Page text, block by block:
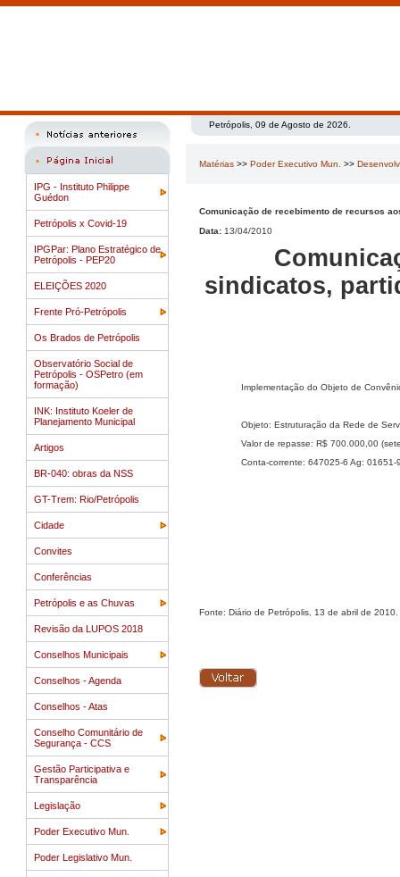
IPG - Instituto Philippe
Guédon
Petrópolis x Covid-19
IPGPar: Plano Estratégico de
Petrópolis - PEP20
ELEIÇÕES 2020
Frente Pró-Petrópolis
Os Brados de Petrópolis
Observatório Social de
Petrópolis - OSPetro (em
formação)
INK: Instituto Koeler de
Planejamento Municipal
Artigos
BR-040: obras da NSS
GT-Trem: Rio/Petrópolis
Cidade
Convites
Conferências
Petrópolis e as Chuvas
Revisão da LUPOS 2018
Conselhos Municipais
Conselhos - Agenda
Conselhos - Atas
Conselho Comunitário de
Segurança - CCS
Gestão Participativa e
Transparência
Legislação
Poder Executivo Mun.
Poder Legislativo Mun.
Petrópolis, 09 de Agosto de 2026.
Matérias >> Poder Executivo Mun. >>
Comunicação de recebimento de recursos
Data: 13/04/2010
sindicatos,
Implementação do Objeto de
Objeto: Estruturação da Rede de
Valor de repasse: R$ 700.000,00
Conta-corrente: 647025-6 Ag: 01651-
Fonte: Diário de Petrópolis, 13 de abril de 2010.